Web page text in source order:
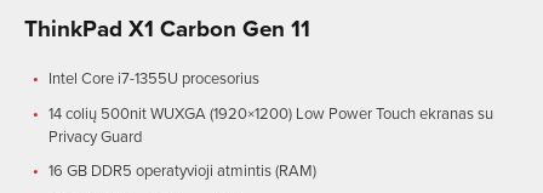
ThinkPad X1 Carbon Gen 11
Intel Core i7-1355U procesorius
14 colių 500nit WUXGA (1920×1200) Low Power Touch ekranas su
Privacy Guard
16 GB DDR5 operatyvioji atmintis (RAM)